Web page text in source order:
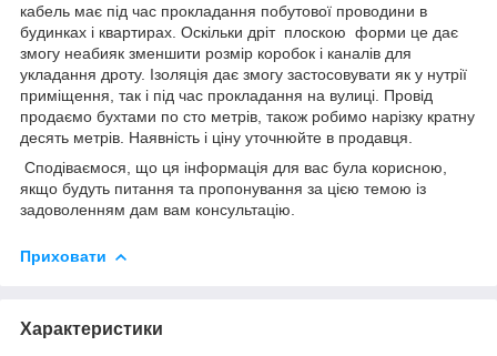
кабель має під час прокладання побутової проводини в
будинках і квартирах. Оскільки дріт плоскою форми це дає
змогу неабияк зменшити розмір коробок і каналів для
укладання дроту. Ізоляція дає змогу застосовувати як у нутрії
приміщення, так і під час прокладання на вулиці. Провід
продаємо бухтами по сто метрів, також робимо нарізку кратну
десять метрів. Наявність і ціну уточнюйте в продавця.
Сподіваємося, що ця інформація для вас була корисною,
якщо будуть питання та пропонування за цією темою із
задоволенням дам вам консультацію.
Приховати
Характеристики